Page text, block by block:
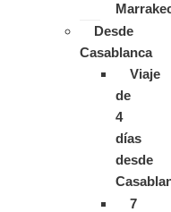
Desde
Casablanca
Viaje
de
4
días
desde
7